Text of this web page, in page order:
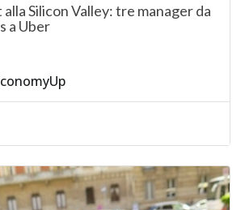
Silicon Valley: tre manager da
a Uber